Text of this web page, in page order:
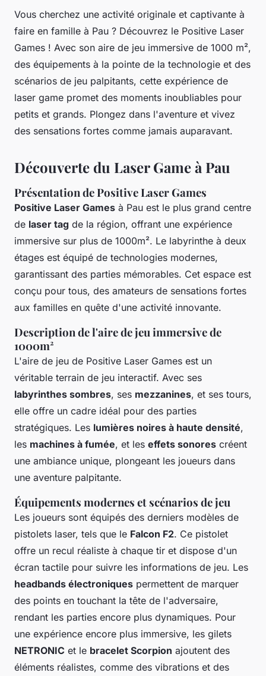
Vous cherchez une activité originale et captivante à
faire en famille à Pau ? Découvrez le Positive Laser
Games ! Avec son aire de jeu immersive de 1000 m²,
des équipements à la pointe de la technologie et des
scénarios de jeu palpitants, cette expérience de
laser game promet des moments inoubliables pour
petits et grands. Plongez dans l'aventure et vivez
des sensations fortes comme jamais auparavant.
Découverte du Laser Game à Pau
Présentation de Positive Laser Games
Positive Laser Games à Pau est le plus grand centre
de laser tag de la région, offrant une expérience
immersive sur plus de 1000m². Le labyrinthe à deux
étages est équipé de technologies modernes,
garantissant des parties mémorables. Cet espace est
conçu pour tous, des amateurs de sensations fortes
aux familles en quête d'une activité innovante.
Description de l'aire de jeu immersive de
1000m²
L'aire de jeu de Positive Laser Games est un
véritable terrain de jeu interactif. Avec ses
labyrinthes sombres, ses mezzanines, et ses tours,
elle offre un cadre idéal pour des parties
stratégiques. Les lumières noires à haute densité,
les machines à fumée, et les effets sonores créent
une ambiance unique, plongeant les joueurs dans
une aventure palpitante.
Équipements modernes et scénarios de jeu
Les joueurs sont équipés des derniers modèles de
pistolets laser, tels que le Falcon F2. Ce pistolet
offre un recul réaliste à chaque tir et dispose d'un
écran tactile pour suivre les informations de jeu. Les
headbands électroniques permettent de marquer
des points en touchant la tête de l'adversaire,
rendant les parties encore plus dynamiques. Pour
une expérience encore plus immersive, les gilets
NETRONIC et le bracelet Scorpion ajoutent des
éléments réalistes, comme des vibrations et des